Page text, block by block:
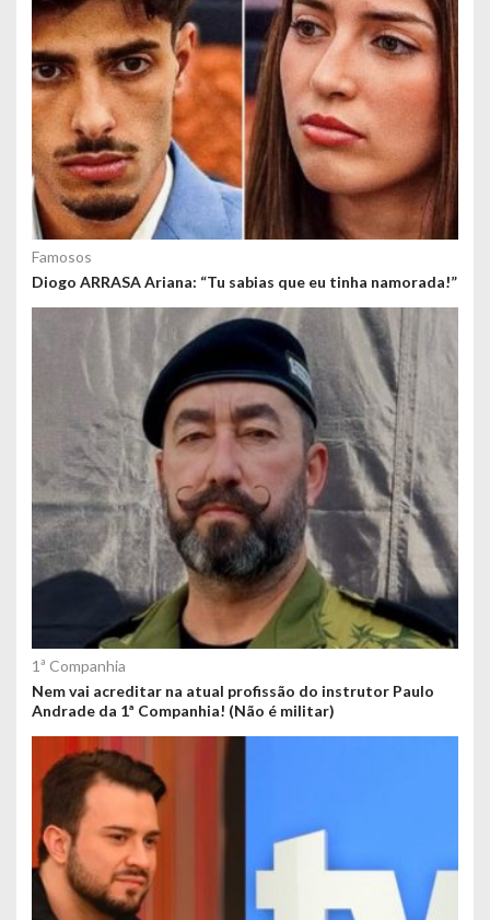
d
o
s
Famosos
Diogo ARRASA Ariana: “Tu sabias que eu tinha namorada!”
1ª Companhia
Nem vai acreditar na atual profissão do instrutor Paulo
Andrade da 1ª Companhia! (Não é militar)